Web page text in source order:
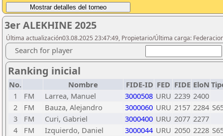
3er ALEKHINE 2025
Última actualización03.08.2025 23:47:49, Propietario/Última carga:
Search for player
Ranking inicial
No. Nombre FIDE-ID FED FIDE EloN
1
FM Larrea, Manuel 3000508 URU 2239 2400
2
FM Bauza, Alejandro 3000060 URU 2157 2284
3
FM Curi, Gabriel 3000400 URU 2077 2277
4
FM Izquierdo, Daniel 3000044 URU 2050 2228